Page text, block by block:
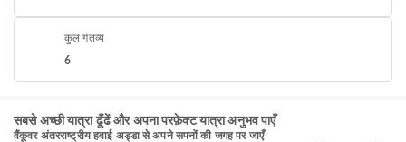
कुल गंतव्य
6
सबसे अच्छी यात्रा ढूँढें और अपना परफ़ेक्ट यात्रा अनुभव पाएँ
वैंकूवर अंतरराष्ट्रीय हवाई अड्डा से अपने सपनों की जगह पर जाएँ